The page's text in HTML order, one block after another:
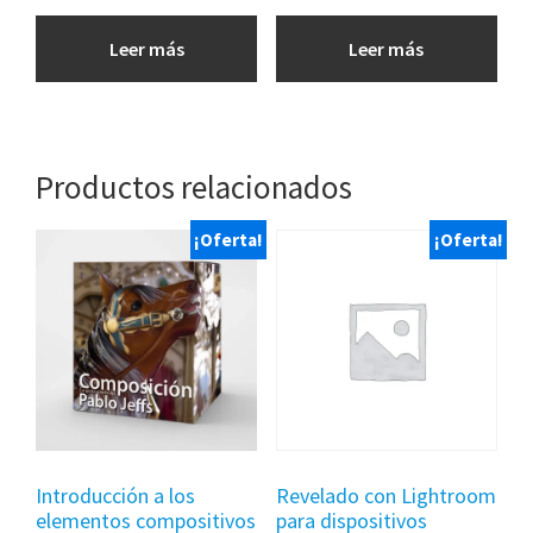
Leer más Leer más
Productos relacionados
¡Oferta!
Introducción a los
elementos compositivos
¡Oferta!
Revelado con Lightroom
para dispositivos